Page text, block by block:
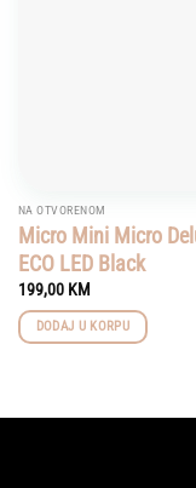
NA OTVORENOM
Micro Mini Micro
ECO LED Black
199,00 KM
DODAJ U KORPU